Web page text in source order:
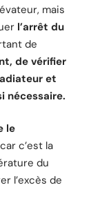
mais
l’arrêt du
de
de vérifier
et
nécessaire.
le
c’est la
du
l’excès de